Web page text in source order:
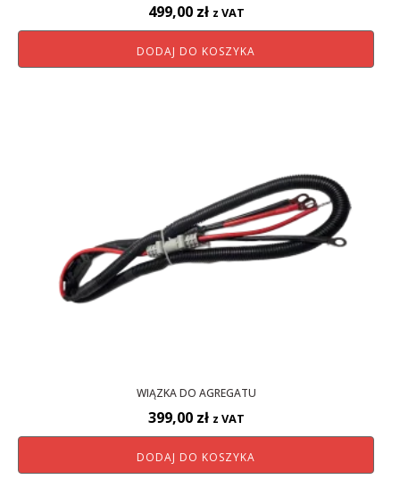
499,00 zł z VAT
DODAJ DO KOSZYKA
WIĄZKA DO AGREGATU
399,00 zł z VAT
DODAJ DO KOSZYKA